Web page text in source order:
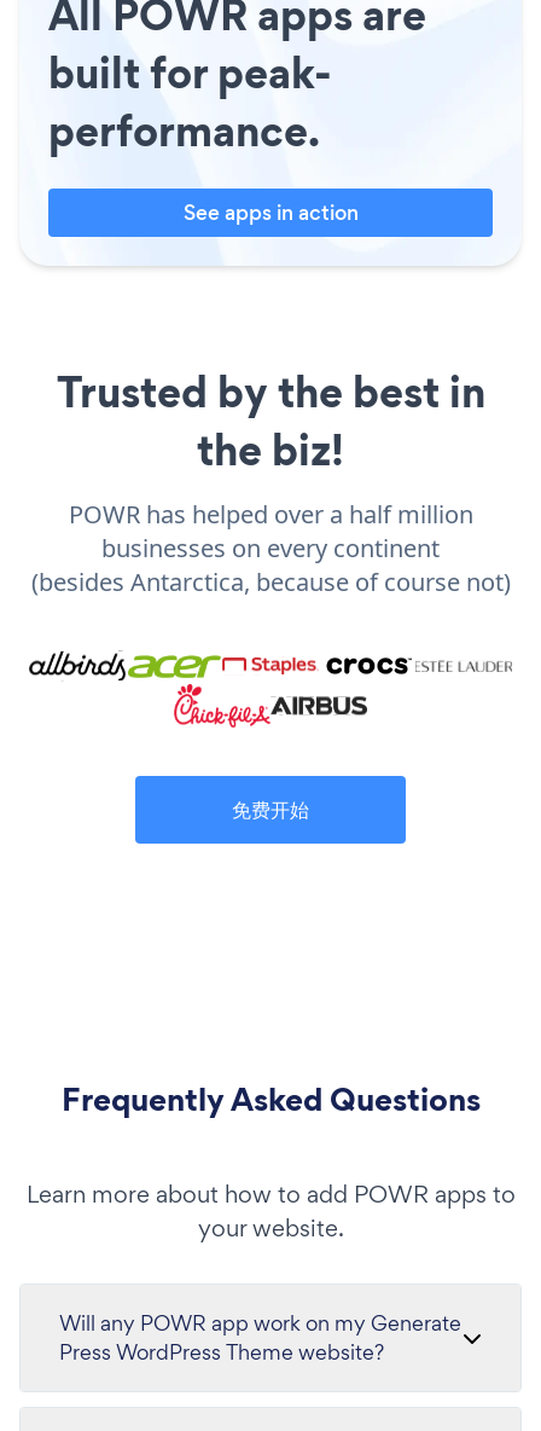
All POWR apps are
built for peak-
performance.
See apps in action
Trusted by the best in
the biz!
POWR has helped over a half million
businesses on every continent
(besides Antarctica, because of course not)
免费开始
Frequently Asked Questions
Learn more about how to add POWR apps to
your website.
Will any POWR app work on my Generate
Press WordPress Theme website?